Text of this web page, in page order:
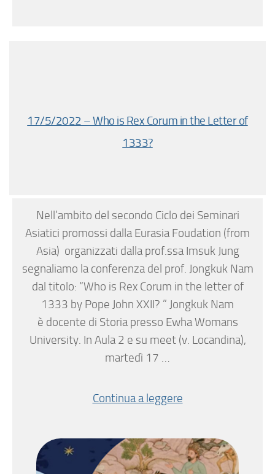
17/5/2022 – Who is Rex Corum in the Letter of
1333?
Nell’ambito del secondo Ciclo dei Seminari
Asiatici promossi dalla Eurasia Foudation (from
Asia) organizzati dalla prof.ssa Imsuk Jung
segnaliamo la conferenza del prof. Jongkuk Nam
dal titolo: “Who is Rex Corum in the letter of
1333 by Pope John XXII? ” Jongkuk Nam
è docente di Storia presso Ewha Womans
University. In Aula 2 e su meet (v. Locandina),
martedì 17 …
Continua a leggere